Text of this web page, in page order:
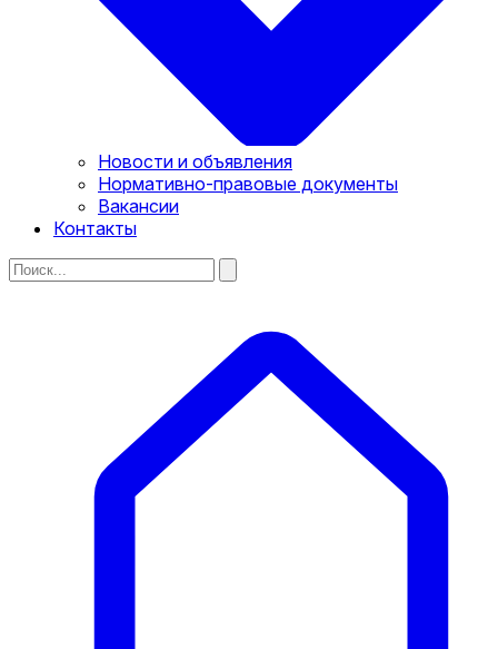
Новости и объявления
Нормативно-правовые документы
Вакансии
Контакты